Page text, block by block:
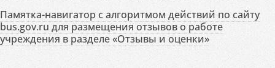
Памятка-навигатор с алгоритмом действий по сайту
bus.gov.ru для размещения отзывов о работе
учреждения в разделе «Отзывы и оценки»